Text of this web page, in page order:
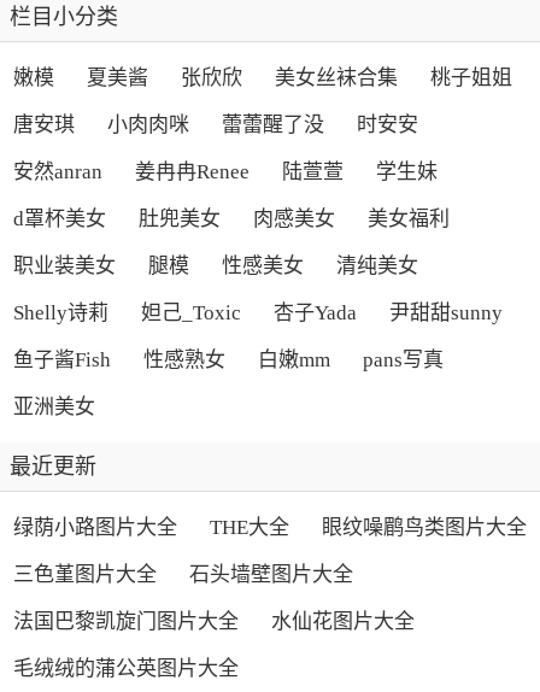
栏目小分类
嫩模 夏美酱 张欣欣 美女丝袜合集 桃子姐姐
唐安琪 小肉肉咪 蕾蕾醒了没 时安安
安然anran 姜冉冉Renee 陆萱萱 学生妹
d罩杯美女 肚兜美女 肉感美女 美女福利
职业装美女 腿模 性感美女 清纯美女
Shelly诗莉 妲己_Toxic 杏子Yada 尹甜甜sunny
鱼子酱Fish 性感熟女 白嫩mm pans写真
亚洲美女
最近更新
绿荫小路图片大全 THE大全 眼纹噪鹛鸟类图片大全
三色堇图片大全 石头墙壁图片大全
法国巴黎凯旋门图片大全 水仙花图片大全
毛绒绒的蒲公英图片大全